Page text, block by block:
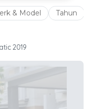
& Model Tahun
2019